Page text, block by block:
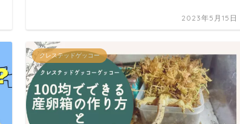
2023年5月15日
クレステッドゲッコー